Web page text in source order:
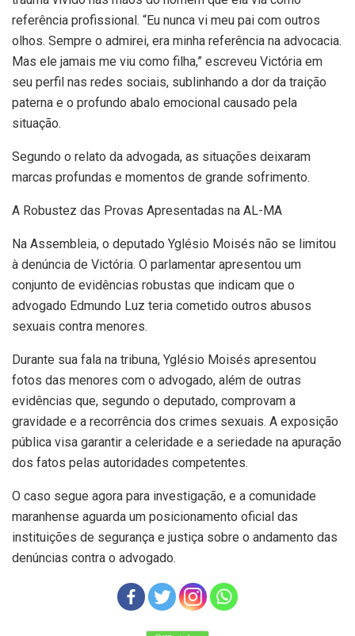
referência profissional. “Eu nunca vi meu pai com outros
olhos. Sempre o admirei, era minha referência na advocacia.
Mas ele jamais me viu como filha,” escreveu Victória em
seu perfil nas redes sociais, sublinhando a dor da traição
paterna e o profundo abalo emocional causado pela
situação.
Segundo o relato da advogada, as situações deixaram
marcas profundas e momentos de grande sofrimento.
A Robustez das Provas Apresentadas na AL-MA
Na Assembleia, o deputado Yglésio Moisés não se limitou
à denúncia de Victória. O parlamentar apresentou um
conjunto de evidências robustas que indicam que o
advogado Edmundo Luz teria cometido outros abusos
sexuais contra menores.
Durante sua fala na tribuna, Yglésio Moisés apresentou
fotos das menores com o advogado, além de outras
evidências que, segundo o deputado, comprovam a
gravidade e a recorrência dos crimes sexuais. A exposição
pública visa garantir a celeridade e a seriedade na apuração
dos fatos pelas autoridades competentes.
O caso segue agora para investigação, e a comunidade
maranhense aguarda um posicionamento oficial das
instituições de segurança e justiça sobre o andamento das
denúncias contra o advogado.